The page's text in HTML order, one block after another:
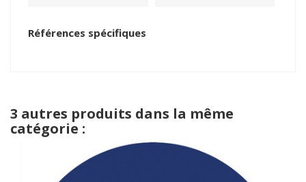
Références spécifiques
3 autres produits dans la même
catégorie :